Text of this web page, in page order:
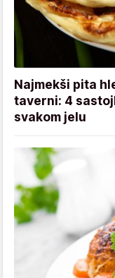
Najmekši pita
taverni: 4
svakom jelu